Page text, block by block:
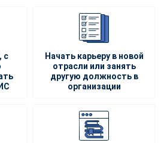
с
Начать карьеру в новой
отрасли или занять
другую должность в
организации